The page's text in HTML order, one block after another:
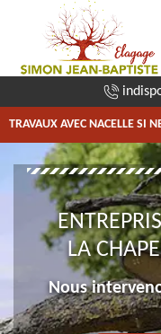
TRAVAUX AVEC NACELLE SI
LA
Nous